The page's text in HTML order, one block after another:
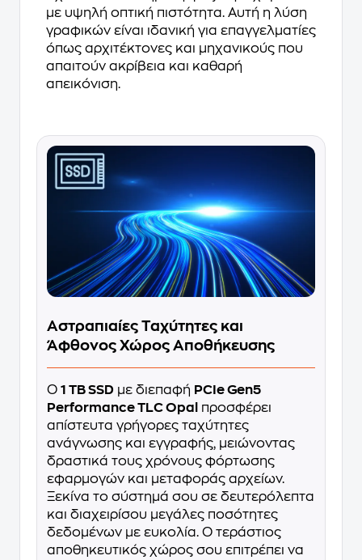
με υψηλή οπτική πιστότητα. Αυτή η λύση
γραφικών είναι ιδανική για επαγγελματίες
όπως αρχιτέκτονες και μηχανικούς που
απαιτούν ακρίβεια και καθαρή
απεικόνιση.
Αστραπιαίες Ταχύτητες και
Άφθονος Χώρος Αποθήκευσης
Ο 1 TB SSD με διεπαφή PCIe Gen5
Performance TLC Opal
προσφέρει
απίστευτα γρήγορες ταχύτητες
ανάγνωσης και εγγραφής, μειώνοντας
δραστικά τους χρόνους φόρτωσης
εφαρμογών και μεταφοράς αρχείων.
Ξεκίνα το σύστημά σου σε δευτερόλεπτα
και διαχειρίσου μεγάλες ποσότητες
δεδομένων με ευκολία. Ο τεράστιος
αποθηκευτικός χώρος σου επιτρέπει να